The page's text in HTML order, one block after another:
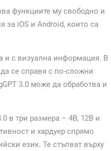
функциите му свободно и
за iOS и Android, които са
и с визуална информация. В
се справя с по-сложни
3.0 може да обработва и
в три размера – 4B, 12B и
и хардуер спрямо
език. Те стъпват върху